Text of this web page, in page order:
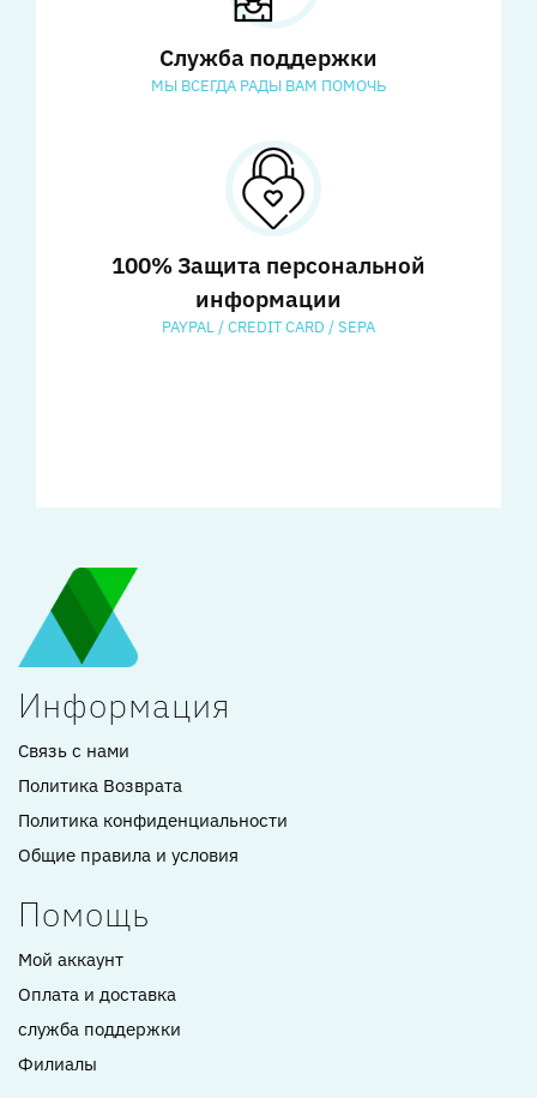
Служба поддержки
МЫ ВСЕГДА РАДЫ ВАМ ПОМОЧЬ
100% Защита персональной
информации
PAYPAL / CREDIT CARD / SEPA
Информация
Связь с нами
Политика Возврата
Политика конфиденциальности
Общие правила и условия
Помощь
Мой аккаунт
Оплата и доставка
служба поддержки
Филиалы